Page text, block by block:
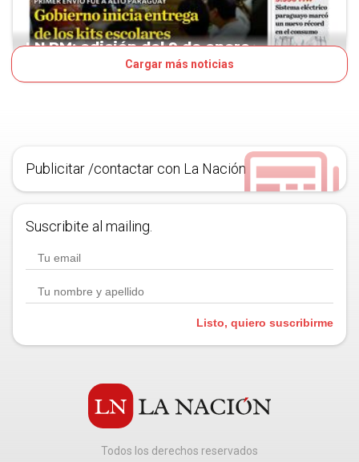
LN PM: edición del 9 de enero
Cargar más noticias
Publicitar /contactar con La Nación
Suscribite al mailing.
Listo, quiero suscribirme
Todos los derechos reservados